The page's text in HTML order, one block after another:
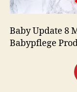
Baby Update 8
Babypflege